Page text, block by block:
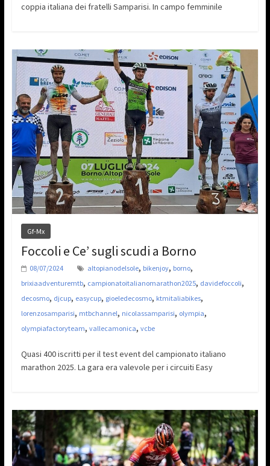
coppia italiana dei fratelli Samparisi. In campo femminile
Gf-Mx
Foccoli e Ce’ sugli scudi a Borno
08/07/2024 altopianodelsole, bikenjoy, borno,
brixiaadventuremtb, campionatoitalianomarathon2025, davidefoccoli,
decosmo, djcup, easycup, gioeledecosmo, ktmitaliabikes,
lorenzosamparisi, mtbchannel, nicolassamparisi, olympia,
olympiafactoryteam, vallecamonica, vcbe
Quasi 400 iscritti per il test event del campionato italiano
marathon 2025. La gara era valevole per i circuiti Easy